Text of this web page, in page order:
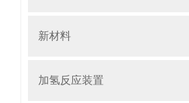
新材料
加氢反应装置